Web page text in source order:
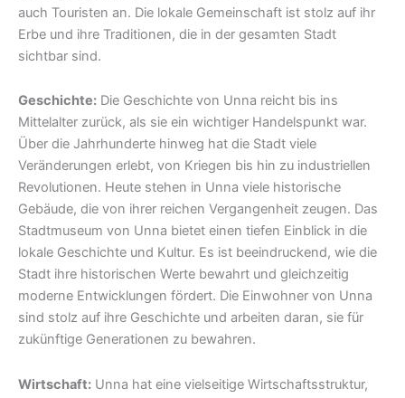
auch Touristen an. Die lokale Gemeinschaft ist stolz auf ihr
Erbe und ihre Traditionen, die in der gesamten Stadt
sichtbar sind.
Geschichte: Die Geschichte von Unna reicht bis ins
Mittelalter zurück, als sie ein wichtiger Handelspunkt war.
Über die Jahrhunderte hinweg hat die Stadt viele
Veränderungen erlebt, von Kriegen bis hin zu industriellen
Revolutionen. Heute stehen in Unna viele historische
Gebäude, die von ihrer reichen Vergangenheit zeugen. Das
Stadtmuseum von Unna bietet einen tiefen Einblick in die
lokale Geschichte und Kultur. Es ist beeindruckend, wie die
Stadt ihre historischen Werte bewahrt und gleichzeitig
moderne Entwicklungen fördert. Die Einwohner von Unna
sind stolz auf ihre Geschichte und arbeiten daran, sie für
zukünftige Generationen zu bewahren.
Wirtschaft: Unna hat eine vielseitige Wirtschaftsstruktur,